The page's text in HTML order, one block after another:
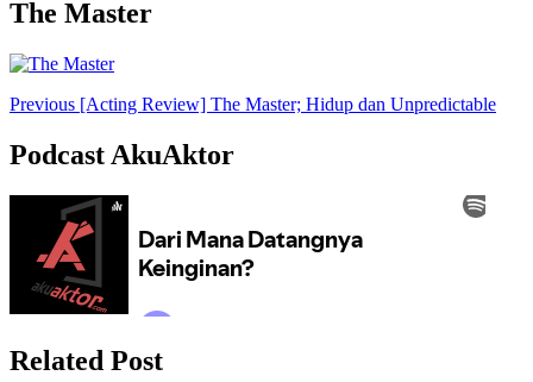
The Master
Post
Navigation
Previous [Acting Review] The Master; Hidup dan Unpredictable
Podcast AkuAktor
Related Post